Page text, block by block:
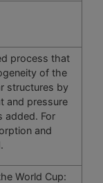
process that
of the
structures by
and pressure
added. For
and
World Cup: